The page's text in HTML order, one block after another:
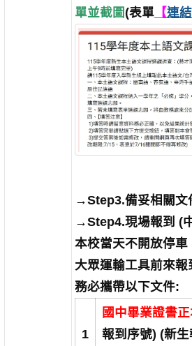
單並截圖 (表單【連
→Step3.備妥相關文
→Step4.現場報到 (
本校當天不開放停
大眾運輸工具前來報
務必攜帶以下文件:
1
國中畢業證書
報到序號) (新